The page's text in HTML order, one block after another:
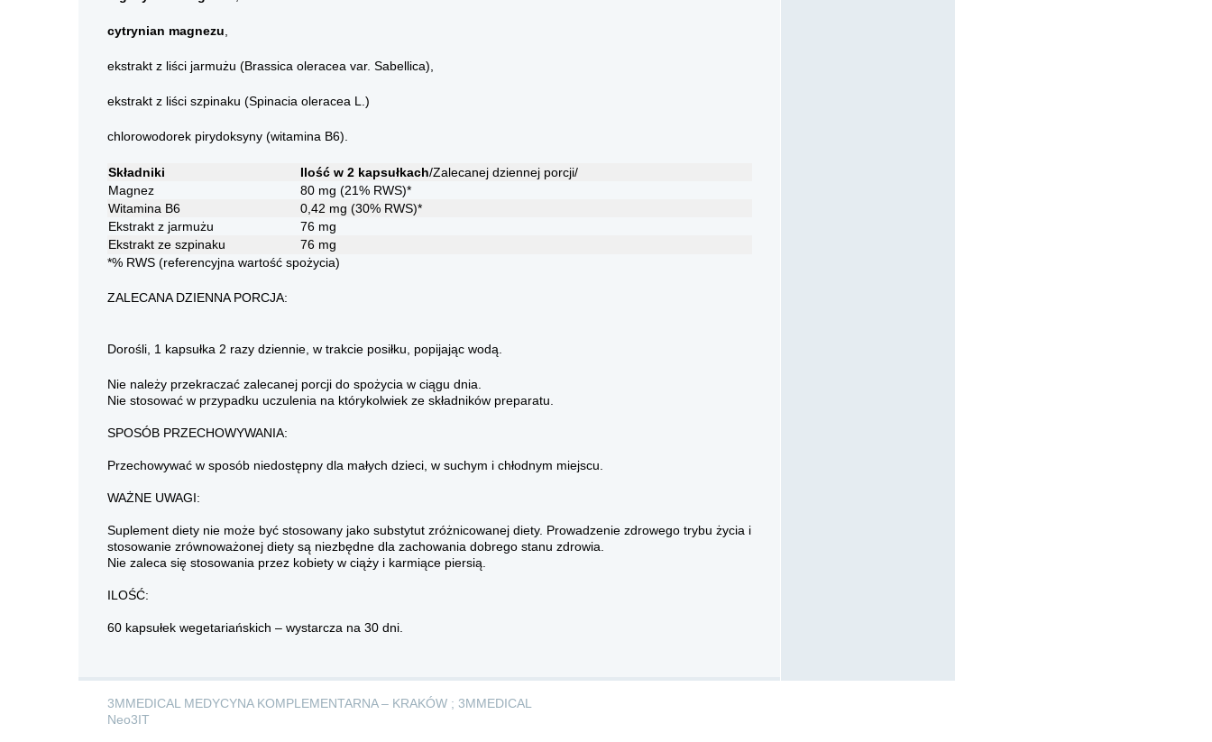
cytrynian magnezu
ekstrakt z liści jarmużu (Brassica oleracea var. Sabellica),
ekstrakt z liści szpinaku (Spinacia oleracea L.)
chlorowodorek pirydoksyny (witamina B6).
Składniki Ilość w 2 kapsułkach/Zalecanej dziennej porcji/
Magnez
80 mg (21% RWS)*
Witamina B6
0,42 mg (30% RWS)*
Ekstrakt z jarmużu
76 mg
Ekstrakt ze szpinaku
76 mg
*% RWS (referencyjna wartość spożycia)
ZALECANA DZIENNA PORCJA:
Dorośli, 1 kapsułka 2 razy dziennie, w trakcie posiłku, popijając wodą.
Nie należy przekraczać zalecanej porcji do spożycia w ciągu dnia.
Nie stosować w przypadku uczulenia na którykolwiek ze składników preparatu.
SPOSÓB PRZECHOWYWANIA:
Przechowywać w sposób niedostępny dla małych dzieci, w suchym i chłodnym miejscu.
WAŻNE UWAGI:
Suplement diety nie może być stosowany jako substytut zróżnicowanej diety. Prowadzenie zdrowego trybu życia i
stosowanie zrównoważonej diety są niezbędne dla zachowania dobrego stanu zdrowia.
Nie zaleca się stosowania przez kobiety w ciąży i karmiące piersią.
ILOŚĆ:
60 kapsułek wegetariańskich – wystarcza na 30 dni.
3MMEDICAL MEDYCYNA KOMPLEMENTARNA – KRAKÓW ; 3MMEDICAL
Neo3IT